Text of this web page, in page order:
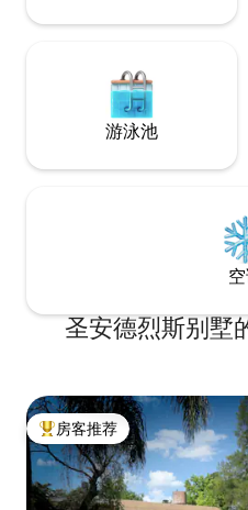
游泳池
圣安德烈斯别墅
热门「房客推荐」
房客推荐